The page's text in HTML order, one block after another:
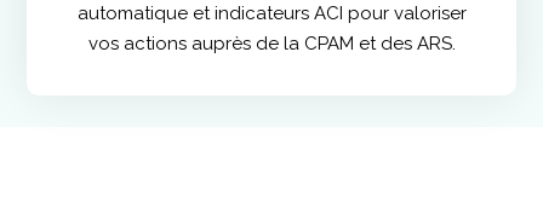
automatique et indicateurs ACI pour valoriser
vos actions auprès de la CPAM et des ARS.